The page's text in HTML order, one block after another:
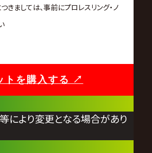
ましては、事前にプロレスリング・ノ
トを購入する ↗︎
より変更となる場合があり